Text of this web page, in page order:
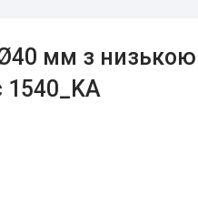
мм з
1540_KA